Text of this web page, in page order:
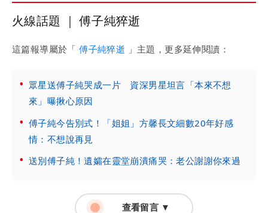
火線話題 ｜ 傅子純猝逝
這篇報導屬於「傅子純猝逝 」主題，更多延伸閱讀：
眾星送傅子純哭成一片 資深男星坦言「本來不想
來」曝揪心原因
傅子純今告別式！「姐姐」方馨長文細數20年好感
情：不想說再見
送別傅子純！遺孀在靈堂崩潰痛哭：老公謝謝你來過
查看留言 ▼